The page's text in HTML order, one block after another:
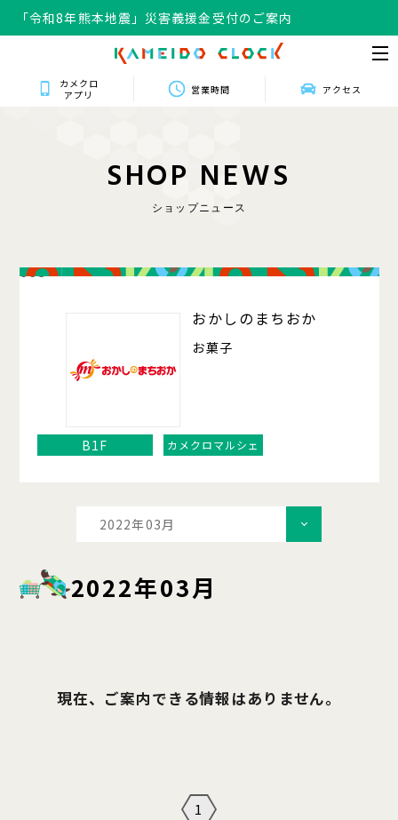
「令和8年熊本地震」災害義援金受付のご案内
カメクロ
アプリ
営業時間 アクセス
SHOP NEWS
ショップニュース
008
おかしのまちおか
お菓子
B1F カメクロマルシェ
2022年03月
2022年03月
現在、ご案内できる情報はありません。
1